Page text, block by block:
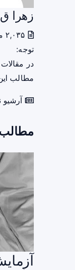
زهرا ق
توجه:
در
مطالب
آرشیو